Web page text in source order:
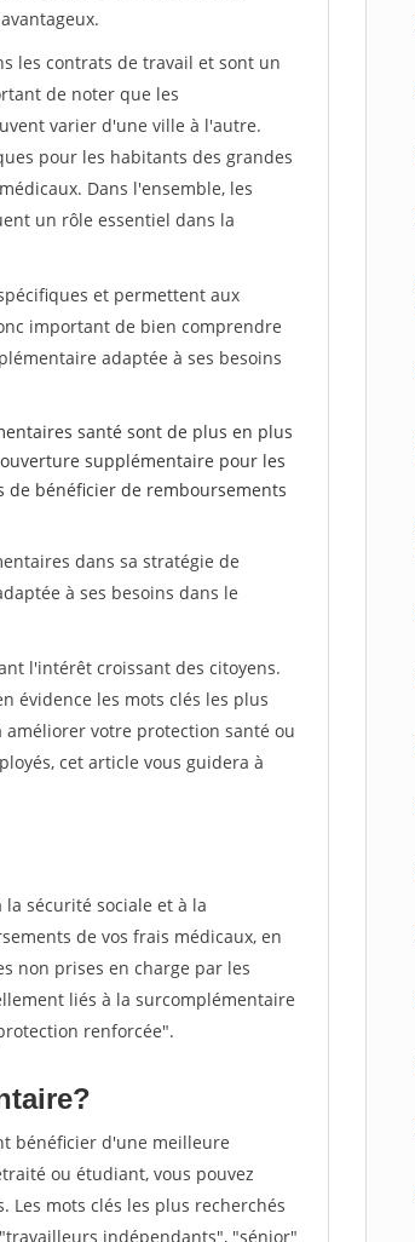
les contrats de travail et sont un
de noter que les
varier d'une ville à l'autre.
pour les habitants des grandes
Dans l'ensemble, les
un rôle essentiel dans la
et permettent aux
important de bien comprendre
adaptée à ses besoins
santé sont de plus en plus
supplémentaire pour les
de bénéficier de remboursements
dans sa stratégie de
à ses besoins dans le
l'intérêt croissant des citoyens.
évidence les mots clés les plus
votre protection santé ou
cet article vous guidera à
sécurité sociale et à la
de vos frais médicaux, en
non prises en charge par les
liés à la surcomplémentaire
renforcée".
bénéficier d'une meilleure
ou étudiant, vous pouvez
Les mots clés les plus recherchés
indépendants", "sénior"